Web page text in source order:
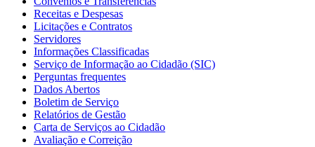
Receitas e Despesas
Licitações e Contratos
Servidores
Informações Classificadas
Serviço de Informação ao Cidadão (SIC)
Perguntas frequentes
Dados Abertos
Boletim de Serviço
Relatórios de Gestão
Carta de Serviços ao Cidadão
Avaliação e Correição